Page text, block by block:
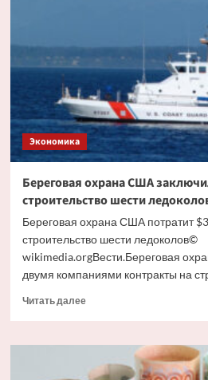
основных
энерготранзитах
Саратовской
области
Экономика
Береговая охрана США
строительство шести
Береговая охрана США потратит
строительство шести ледоколов©
wikimedia.orgВести.Береговая
двумя компаниями контракты на
Читать далееПрочитать
Береговая
США